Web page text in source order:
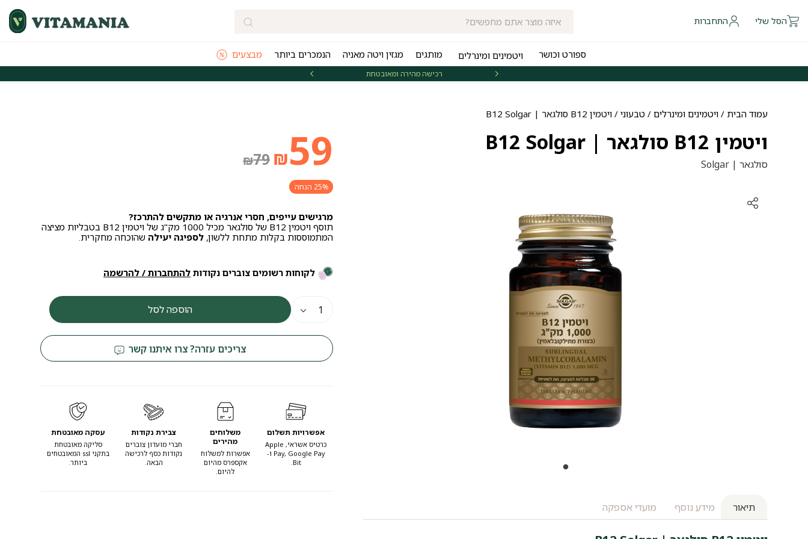
הסל שלי התחברות
ספורט וכושר ויטמינים ומינרלים מותגים מגזין ויטה מאניה הנמכרים ביותר מבצעים
רכישה מהירה ומאובטחת
עמוד הבית / ויטמינים ומינרלים / טבעוני / ויטמין B12 סולגאר | B12 Solgar
ויטמין B12 סולגאר | B12 Solgar
סולגאר | Solgar
תיאור מידע נוסף מועדי אספקה
₪79
המחיר
המקורי
היה:
₪79.
₪59
המחיר
הנוכחי
הוא:
₪59.
25% הנחה
מרגישים עייפים, חסרי אנרגיה או מתקשים להתרכז?
תוסף ויטמין B12 של סולגאר מכיל 1000 מק"ג של ויטמין B12 בטבליות מציצה
המתמוססות בקלות מתחת ללשון, לספיגה יעילה שהוכחה מחקרית.
לקוחות רשומים צוברים נקודות להתחברות / להרשמה
הוספה לסל
צריכים עזרה? צרו איתנו קשר
אפשרויות תשלום
כרטיס אשראי, Apple
Pay, Google Pay ו-
Bit.
משלוחים
מהירים
אפשרות למשלוח
אקספרס מהיום
להיום.
צבירת נקודות
חברי מועדון צוברים
נקודות כסף לרכישה
הבאה.
עסקה מאובטחת
סליקה מאובטחת
בתקני ssl המאובטחים
ביותר.